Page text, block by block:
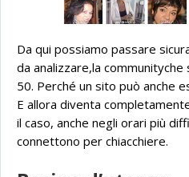
Da qui possiamo passare
da analizzare,la
50. Perché un sito può anche
E allora diventa
il caso, anche negli orari più
connettono per chiacchiere.